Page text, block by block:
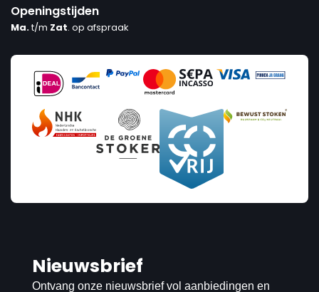
Openingstijden
Ma.t/m Zat. op afspraak
Nieuwsbrief
Ontvang onze nieuwsbrief vol aanbiedingen en